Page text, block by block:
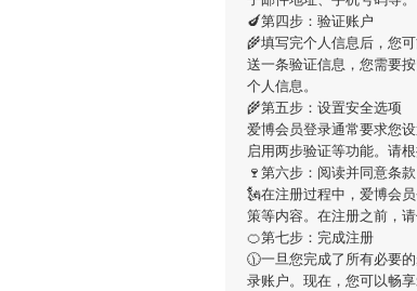
🍆第四步：验证账户
🌾填写完个人信息后，您
送一条验证信息，您需要
个人信息。
🌾第五步：设置安全选项
爱博会员登录通常要求您
启用两步验证等功能。请
🍷第六步：阅读并同意条款
🗽在注册过程中， 爱博会
策等内容。在注册之前，
🍊第七步：完成注册
🕦一旦您完成了所有必要
录账户。现在，您可以畅享